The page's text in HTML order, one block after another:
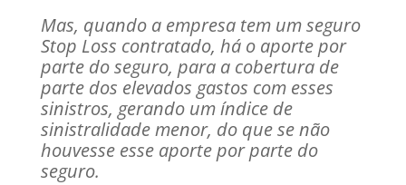
Mas, quando a empresa tem um seguro
Stop Loss contratado, há o aporte por
parte do seguro, para a cobertura de
parte dos elevados gastos com esses
sinistros, gerando um índice de
sinistralidade menor, do que se não
houvesse esse aporte por parte do
seguro.